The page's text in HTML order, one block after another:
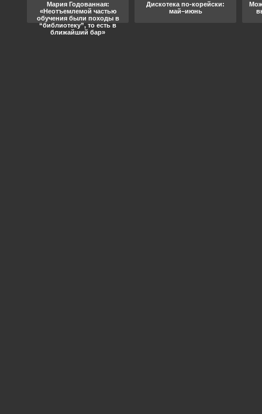
Мария Годованная:
«Неотъемлемой частью
обучения были походы в
“библиотеку”, то есть в
ближайший бар»
Дискотека по-корейски:
май–июнь